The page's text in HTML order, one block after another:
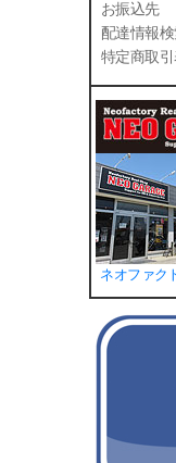
お振込先
配達情報
特定商取
ネオファク